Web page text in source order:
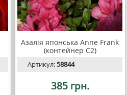
Азалія японська Anne Frank
(контейнер С2)
Артикул:58844
385 грн.